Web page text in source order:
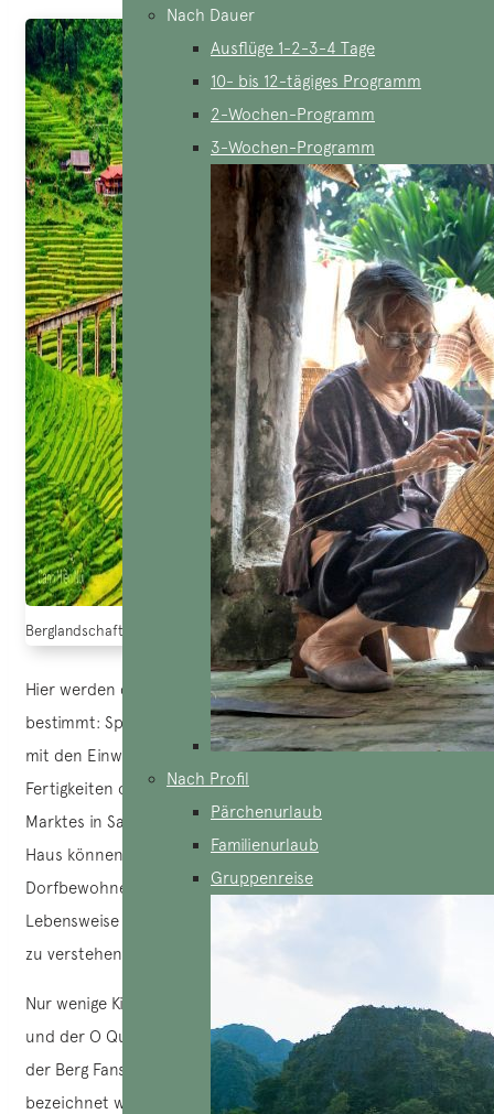
Nach Dauer
Ausflüge 1-2-3-4 Tage
10- bis 12-tägiges Programm
2-Wochen-Programm
3-Wochen-Programm
Nach Profil
Pärchenurlaub
Familienurlaub
Gruppenreise
Berglandschaft in Nordvietnam
Hier werden die Tage von der Natur und dem Dorfleben
bestimmt: Spaziergänge durch die Reisfelder, Begegnungen
mit den Einwohnern, Entdeckung der handwerklichen
Fertigkeiten oder auch ein Besuch des lebhaften lokalen
Marktes in Sapa. Bei einem Zwischenstopp in einem Dzay-
Haus können Sie sich bei einem duftenden Tee mit den
Dorfbewohnern austauschen, eine Gelegenheit, ihre
Lebensweise und ihre althergebrachten Traditionen besser
zu verstehen.
Nur wenige Kilometer entfernt bieten der Silberwasserfall
und der O Quy Ho-Pass spektakuläre Panoramen, während
der Berg Fansipan, der auch als „Dach Indochinas“
bezeichnet wird, Wanderern ein unvergessliches